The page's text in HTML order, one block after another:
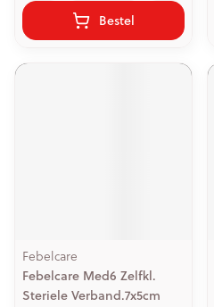
Bestel
Febelcare
Febelcare Med6 Zelfkl.
Steriele Verband.7x5cm